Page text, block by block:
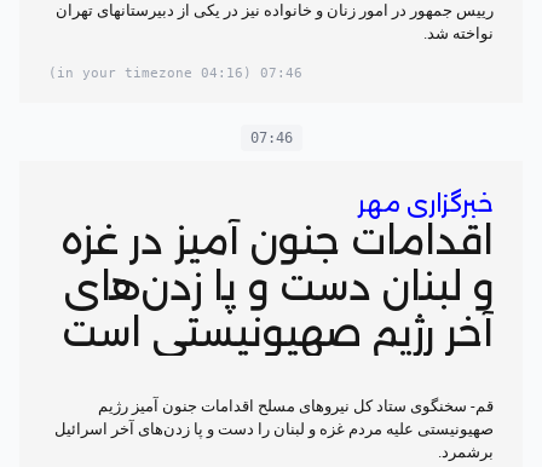
رییس جمهور در امور زنان و خانواده نیز در یکی از دبیرستانهای تهران
نواخته شد.
07:46
(04:16 in your timezone)
07:46
خبرگزاری مهر
اقدامات جنون آمیز در غزه
و لبنان دست و پا زدن‌های
آخر رژیم صهیونیستی است
قم- سخنگوی ستاد کل نیروهای مسلح اقدامات جنون آمیز رژیم
صهیونیستی علیه مردم غزه و لبنان را دست و پا زدن‌های آخر اسرائیل
برشمرد.